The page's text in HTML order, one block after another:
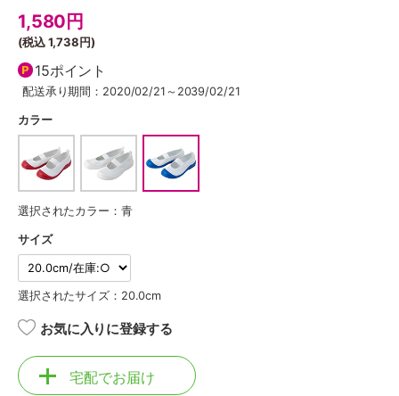
1,580 円
(税込1,738円)
15ポイント
配送承り期間：2020/02/21～2039/02/21
カラー
選択されたカラー：青
サイズ
選択されたサイズ：20.0cm
お気に入りに登録する
宅配でお届け